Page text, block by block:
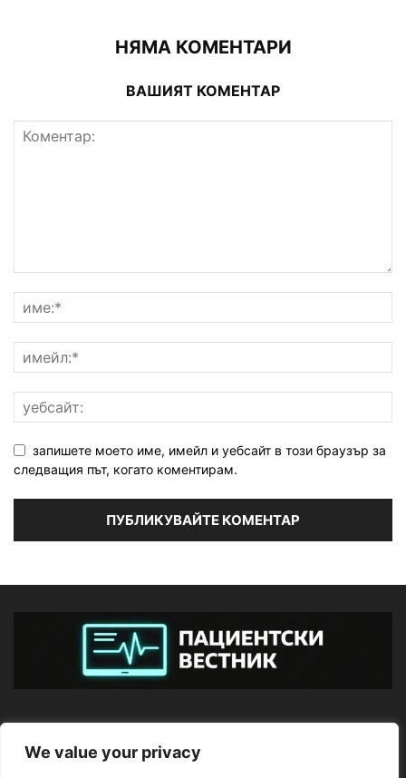
We value your privacy
НЯМА КОМЕНТАРИ
ВАШИЯТ КОМЕНТАР
запишете моето име, имейл и уебсайт в този браузър за
следващия път, когато коментирам.